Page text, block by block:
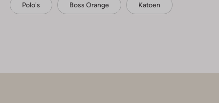
Polo's Boss Orange Katoen